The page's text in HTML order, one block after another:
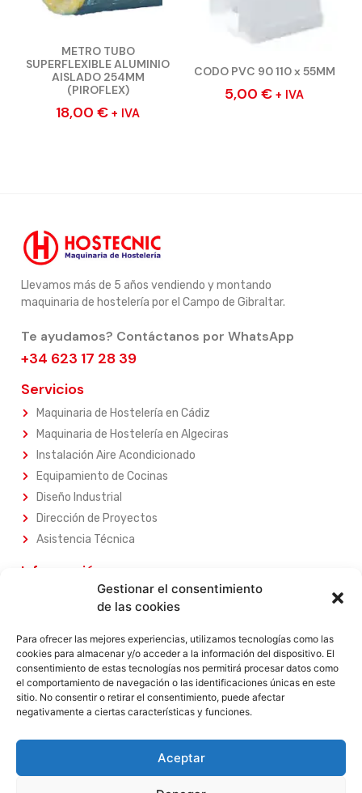
Gestionar el consentimiento
de las cookies
Para ofrecer las mejores experiencias, utilizamos tecnologías como las
cookies para almacenar y/o acceder a la información del dispositivo. El
consentimiento de estas tecnologías nos permitirá procesar datos como
el comportamiento de navegación o las identificaciones únicas en este
sitio. No consentir o retirar el consentimiento, puede afectar
negativamente a ciertas características y funciones.
Aceptar
METRO TUBO
SUPERFLEXIBLE ALUMINIO
AISLADO 254MM
(PIROFLEX)
18,00 € + IVA
CODO PVC 90 110 x 55MM
5,00 € + IVA
Llevamos más de 5 años vendiendo y montando
maquinaria de hostelería por el Campo de Gibraltar.
Te ayudamos? Contáctanos por WhatsApp
+34 623 17 28 39
Servicios
Maquinaria de Hostelería en Cádiz
Maquinaria de Hostelería en Algeciras
Instalación Aire Acondicionado
Equipamiento de Cocinas
Diseño Industrial
Dirección de Proyectos
Asistencia Técnica
Información
Sobre Nosotros
Nuestros Servicios
Nuestros Productos
Contacta con Nosotros
Legal
Aviso Legal
Términos y Condiciones